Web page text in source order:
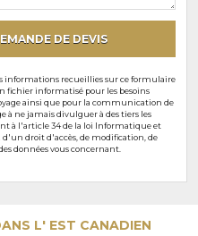
DE DEVIS
informations recueillies sur ce formulaire
fichier informatisé pour les besoins
ainsi que pour la communication de
à ne jamais divulguer à des tiers les
à l'article 34 de la loi Informatique et
d'un droit d'accès, de modification, de
données vous concernant.
L' EST CANADIEN